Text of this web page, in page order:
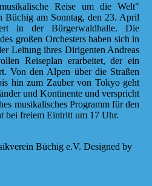
Reise um die Welt"
Büchig am Sonntag, den 23. April
in der Bürgerwaldhalle. Die
großen Orchesters haben sich in
Leitung ihres Dirigenten Andreas
Reiseplan erarbeitet, der ein
Von den Alpen über die Straßen
hin zum Zauber von Tokyo geht
und Kontinente und verspricht
musikalisches Programm für den
bei freiem Eintritt um 17 Uhr.
Büchig e.V. Designed by